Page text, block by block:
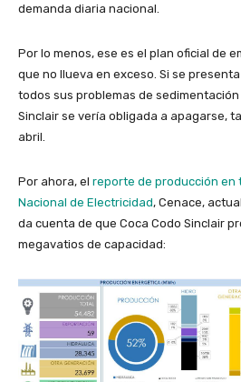
demanda diaria nacional.
Por lo menos, ese es el plan oficial de
que no llueva en exceso. Si se
todos sus problemas de sedimentación
Sinclair se vería obligada a apagarse,
abril.
Por ahora, el reporte de producción en
Nacional de Electricidad, Cenace,
da cuenta de que Coca Codo Sinclair
megavatios de capacidad: